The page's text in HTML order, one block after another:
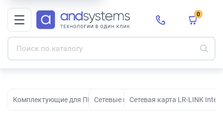
0
Комплектующие для ПК, сборки и модернизации
Сетевые картыСетевая карта LR-LINK Intel